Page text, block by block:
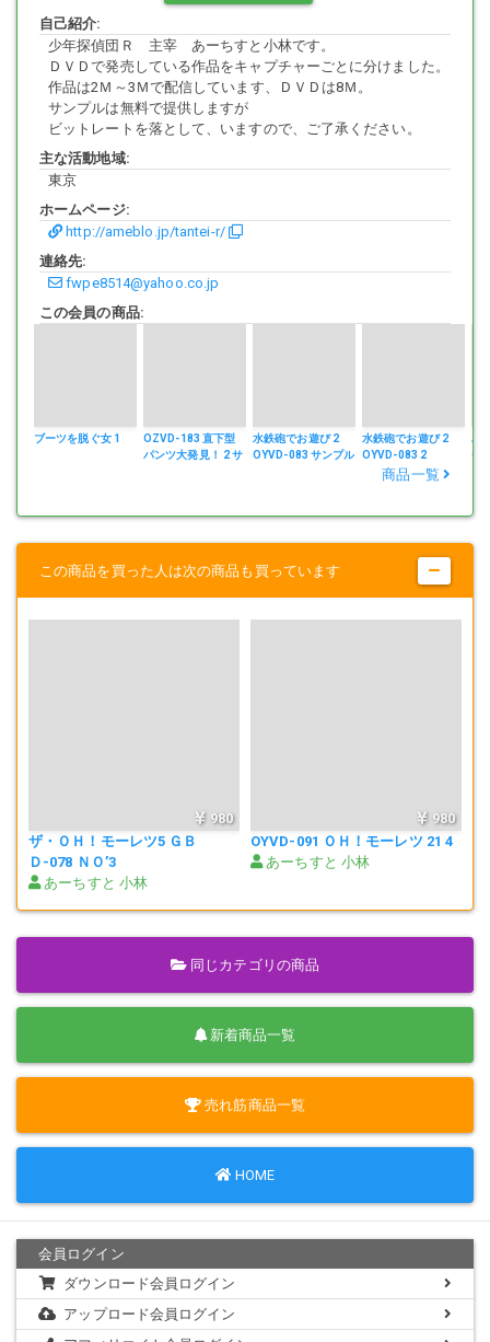
自己紹介:
少年探偵団Ｒ 主宰 あーちすと小林です。
ＤＶＤで発売している作品をキャプチャーごとに分けました。
作品は2Ｍ～3Ｍで配信しています、ＤＶＤは8Ｍ。
サンプルは無料で提供しますが
ビットレートを落として、いますので、ご了承ください。
主な活動地域:
東京
ホームページ:
http://ameblo.jp/tantei-r/
連絡先:
fwpe8514@yahoo.co.jp
この会員の商品:
ブーツを脱ぐ女 1
OZVD-183 直下型
パンツ大発見！ 2 サ
水鉄砲でお遊び 2
OYVD-083 サンプル
水鉄砲でお遊び 2
OYVD-083 2
ハ
商品一覧
この商品を買った人は次の商品も買っています
980
ザ・ＯＨ！モーレツ5 ＧＢ
Ｄ-078 ＮＯ’3
あーちすと 小林
980
OYVD-091 ＯＨ！モーレツ 21 4
あーちすと 小林
同じカテゴリの商品
新着商品一覧
売れ筋商品一覧
HOME
会員ログイン
ダウンロード会員ログイン
アップロード会員ログイン